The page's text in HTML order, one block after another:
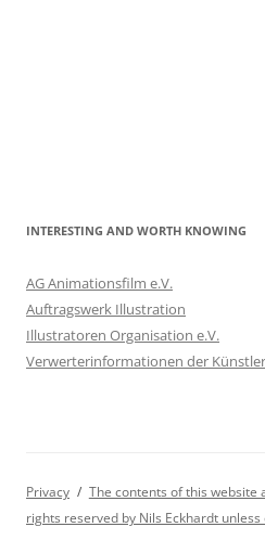
INTERESTING AND WORTH KNOWING
AG Animationsfilm e.V.
Auftragswerk Illustration
Illustratoren Organisation e.V.
Verwerterinformationen der
Privacy
The contents of this website
rights reserved by Nils Eckhardt